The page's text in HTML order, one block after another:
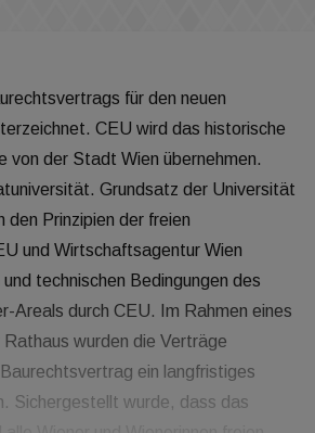
für den neuen
CEU wird das historische
von der Stadt Wien übernehmen.
Grundsatz der Universität
Prinzipien der freien
und Wirtschaftsagentur Wien
technischen Bedingungen des
Areals durch CEU. Im Rahmen eines
wurden die Verträge
ein langfristiges
Sichergestellt wurde, dass das